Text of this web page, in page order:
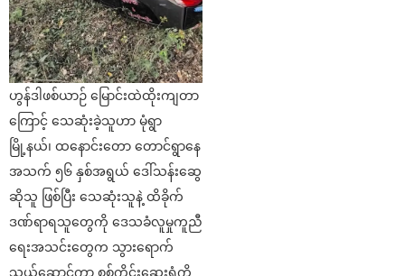
ဟွန်ဒါဖစ်ယာဉ် မြောင်းထဲထိုးကျတာ
ကြောင့် သေဆုံးခဲ့သူဟာ မုံရွာ
မြို့နယ်၊ ထနောင်းတော တောင်ရွာနေ
အသက် ၅၆ နှစ်အရွယ် ဒေါ်သန်းဆွေ
ဆိုသူ ဖြစ်ပြီး သေဆုံးသူနဲ့ ထိခိုက်
ဒဏ်ရာရသူတွေကို ဒေသခံလူမှုကူညီ
ရေးအသင်းတွေက သွားရောက်
သယ်ဆောင်ကာ စစ်ကိုင်းဆေးရုံကို